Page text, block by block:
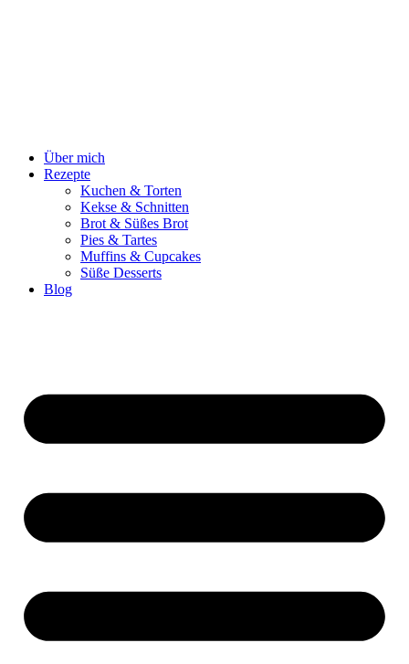
Über mich
Rezepte
Kuchen & Torten
Kekse & Schnitten
Brot & Süßes Brot
Pies & Tartes
Muffins & Cupcakes
Süße Desserts
Blog